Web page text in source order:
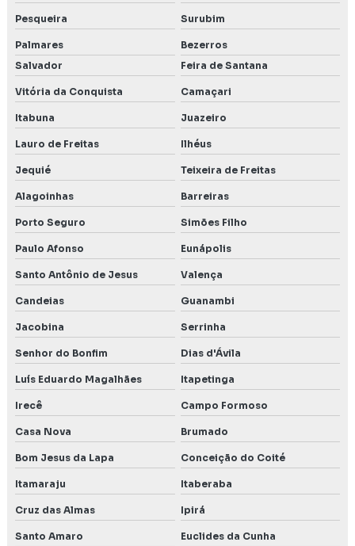
Pesqueira Surubim
Palmares
Bezerros
Salvador
Feira de Santana
Vitória da Conquista Camaçari
Itabuna Juazeiro
Lauro de Freitas Ilhéus
Jequié Teixeira de Freitas
Alagoinhas Barreiras
Porto Seguro Simões Filho
Paulo Afonso Eunápolis
Santo Antônio de Jesus Valença
Candeias Guanambi
Jacobina Serrinha
Senhor do Bonfim Dias d'Ávila
Luís Eduardo Magalhães Itapetinga
Irecê Campo Formoso
Casa Nova Brumado
Bom Jesus da Lapa Conceição do Coité
Itamaraju Itaberaba
Cruz das Almas Ipirá
Santo Amaro
Euclides da Cunha